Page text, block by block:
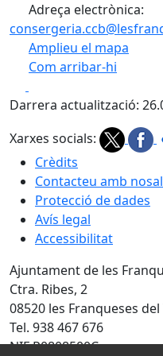
Adreça electrònica:
Amplieu el mapa
Com arribar-hi
+
Darrera actualització:
Xarxes socials:
Crèdits
Contacteu amb
Protecció de dades
Avís legal
Accessibilitat
Ajuntament de les
Ctra. Ribes, 2
08520 les Franqueses del
Tel. 938 467 676
NIF P0808500C